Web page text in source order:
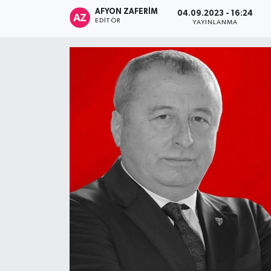
AFYON ZAFERİM
EDITÖR
04.09.2023 - 16:24
YAYINLANMA